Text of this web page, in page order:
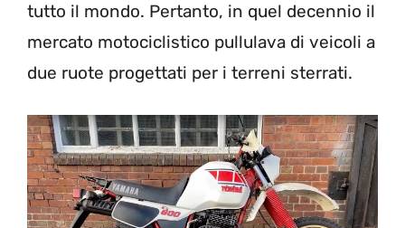
tutto il mondo. Pertanto, in quel decennio il
mercato motociclistico pullulava di veicoli a
due ruote progettati per i terreni sterrati.